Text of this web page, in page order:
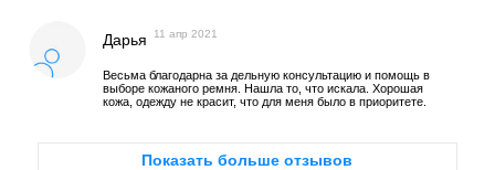
Дарья 11 апр 2021
Весьма благодарна за дельную консультацию и помощь в
выборе кожаного ремня. Нашла то, что искала. Хорошая
кожа, одежду не красит, что для меня было в приоритете.
Показать больше отзывов